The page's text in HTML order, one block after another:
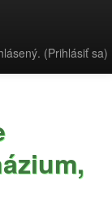
(Prihlásiť sa)